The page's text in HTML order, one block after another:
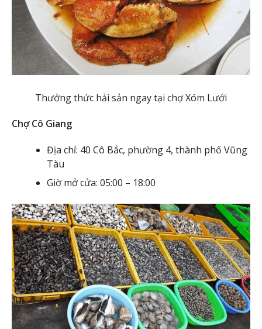
Thưởng thức hải sản ngay tại chợ Xóm Lưới
Chợ Cô Giang
Địa chỉ: 40 Cô Bắc, phường 4, thành phố Vũng
Tàu
Giờ mở cửa: 05:00 – 18:00